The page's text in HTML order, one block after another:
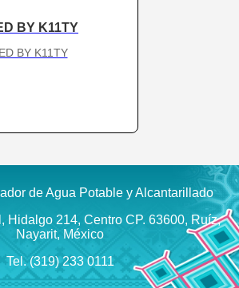
BY K11TY
BY K11TY
de Agua Potable y Alcantarillado
Hidalgo 214, Centro CP. 63600, Ruíz,
Nayarit, México
Tel. (319) 233 0111